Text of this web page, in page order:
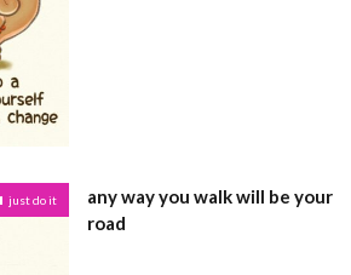
just do it
any way you walk will be your
road